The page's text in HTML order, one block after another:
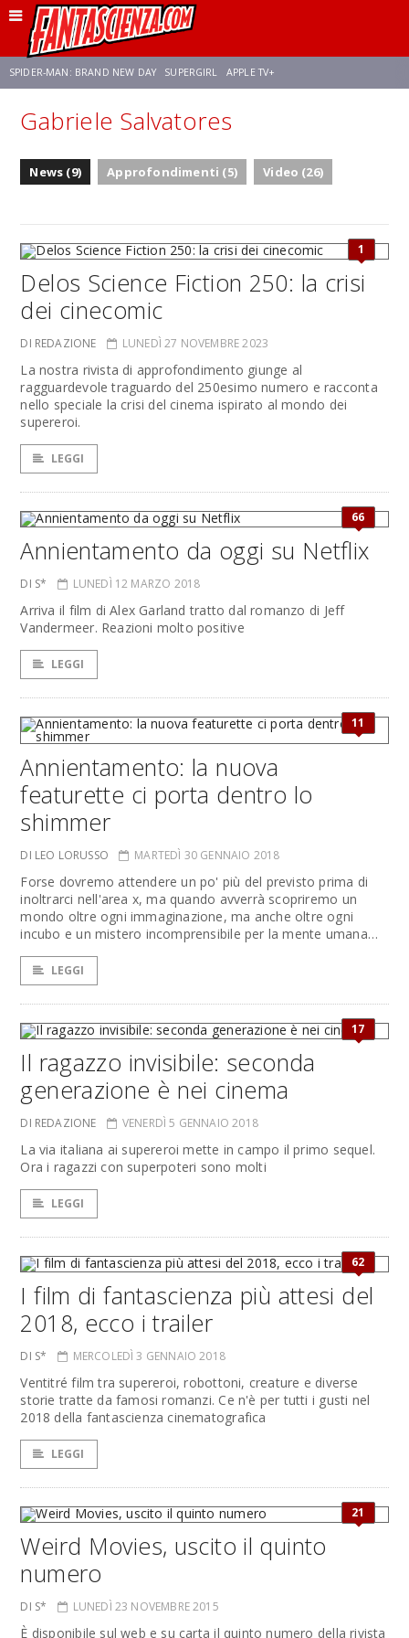
SPIDER-MAN: BRAND NEW DAY SUPERGIRL APPLE TV+
FRANCO RICCIARDIELLO ZENDAYA STAR TREK
Gabriele Salvatores
News (9) Approfondimenti (5) Video (26)
1
Delos Science Fiction 250: la crisi
dei cinecomic
DI REDAZIONE LUNEDÌ 27 NOVEMBRE 2023
La nostra rivista di approfondimento giunge al
ragguardevole traguardo del 250esimo numero e racconta
nello speciale la crisi del cinema ispirato al mondo dei
supereroi.
LEGGI
66
Annientamento da oggi su Netflix
DI S* LUNEDÌ 12 MARZO 2018
Arriva il film di Alex Garland tratto dal romanzo di Jeff
Vandermeer. Reazioni molto positive
LEGGI
11
Annientamento: la nuova
featurette ci porta dentro lo
shimmer
DI LEO LORUSSO MARTEDÌ 30 GENNAIO 2018
Forse dovremo attendere un po' più del previsto prima di
inoltrarci nell'area x, ma quando avverrà scopriremo un
mondo oltre ogni immaginazione, ma anche oltre ogni
incubo e un mistero incomprensibile per la mente umana…
LEGGI
17
Il ragazzo invisibile: seconda
generazione è nei cinema
DI REDAZIONE VENERDÌ 5 GENNAIO 2018
La via italiana ai supereroi mette in campo il primo sequel.
Ora i ragazzi con superpoteri sono molti
LEGGI
62
I film di fantascienza più attesi del
2018, ecco i trailer
DI S* MERCOLEDÌ 3 GENNAIO 2018
Ventitré film tra supereroi, robottoni, creature e diverse
storie tratte da famosi romanzi. Ce n'è per tutti i gusti nel
2018 della fantascienza cinematografica
LEGGI
21
Weird Movies, uscito il quinto
numero
DI S* LUNEDÌ 23 NOVEMBRE 2015
È disponibile sul web e su carta il quinto numero della rivista